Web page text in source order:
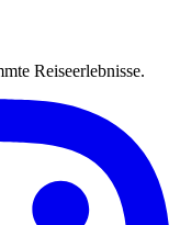
Reiseerlebnisse.